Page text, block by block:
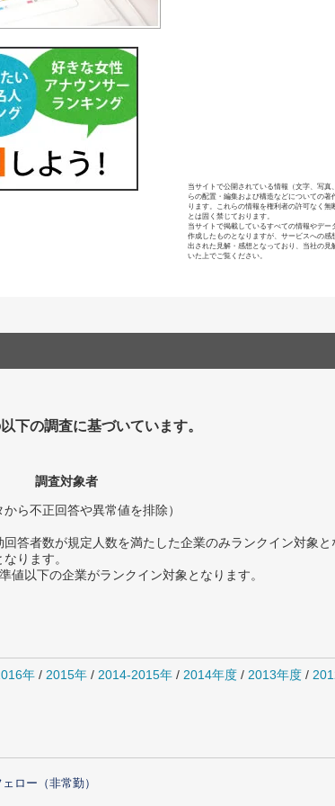
当サイトで公開されている情報（文字、写
らの配置・編集および構造などについての
ります。これらの情報を権利者の許可なく無
とは固く禁じております。
当サイトで掲載しているすべての情報やデ
作成したものとなりますが、サービスへの
出された見解・感想となっており、当社の
いた上でご覧ください。
下の調査に基づいています。
調査対象者
ら不正回答や異常値を排除）
答者数が規定人数を満たした企業のみランクイン対象と
ります。
以下の企業がランクイン対象となります。
年 / 2015年 / 2014-2015年 / 2014年度 / 2013年度 /
ロー（非常勤）